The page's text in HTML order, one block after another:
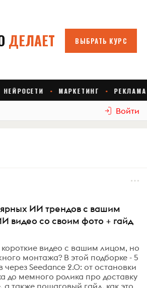
Войти
ИИ трендов с вашим
видео со своим фото + гайд
короткие видео с вашим лицом, но
монтажа? В этой подборке - 5
Seedance 2.0: от остановки
до мемного ролика про доставку
а также пошаговый гайд, как это